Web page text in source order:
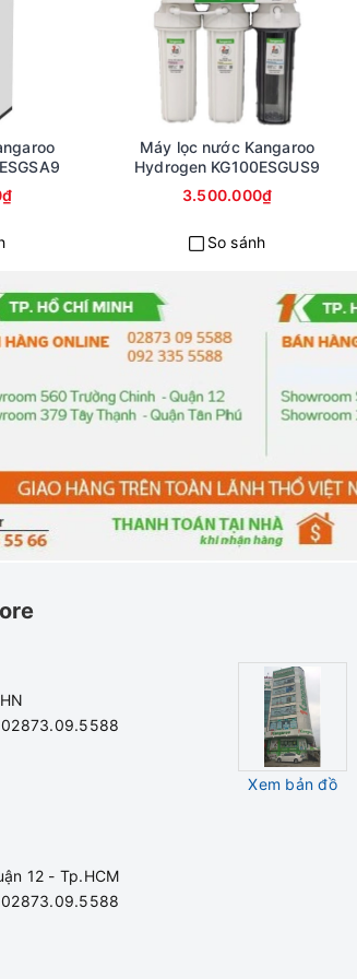
Infinity
1 chế độ nước
17L/h
nước Hydrogen Khoáng gốm
thước 320*400*990 mm
Màng lọc RO vortex
hành
Máy lọc nước Kangaroo
Hydrogen KG100ESGUS9
3.500.000₫
So sánh
Xem bản đồ
12 - Tp.HCM